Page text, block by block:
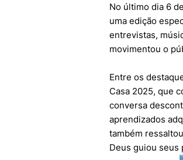
No último dia 6
uma edição
entrevistas,
movimentou o
Entre os
Casa 2025, que
conversa
aprendizados
também
Deus guiou seus